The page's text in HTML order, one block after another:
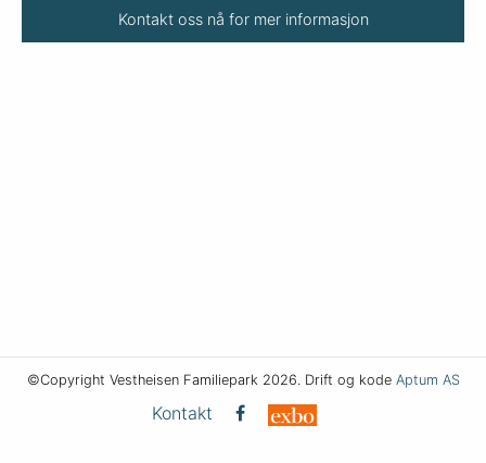
Kontakt oss nå for mer informasjon
©Copyright Vestheisen Familiepark 2026. Drift og kode Aptum AS
Kontakt